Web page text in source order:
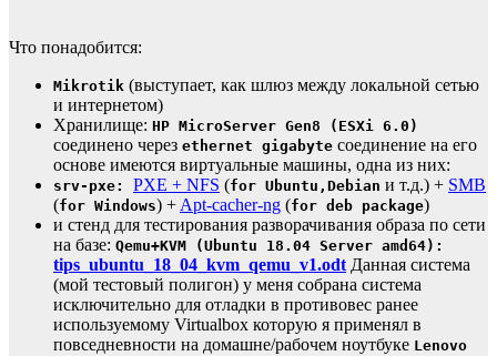
Что понадобится:
Mikrotik (выступает, как шлюз между локальной сетью
и интернетом)
Хранилище: HP MicroServer Gen8 (ESXi 6.0)
соединено через ethernet gigabyte соединение на его
основе имеются виртуальные машины, одна из них:
srv-pxe: PXE + NFS (for Ubuntu,Debian и т.д.) + SMB
(for Windows) +Apt-cacher-ng (for deb package)
и стенд для тестирования разворачивания образа по сети
на базе: Qemu+KVM (Ubuntu 18.04 Server amd64):
tips_ubuntu_18_04_kvm_qemu_v1.odtДанная система
(мой тестовый полигон) у меня собрана система
исключительно для отладки в противовес ранее
используемому Virtualbox которую я применял в
повседневности на домашне/рабочем ноутбуке Lenovo